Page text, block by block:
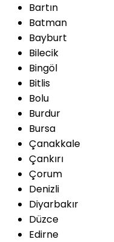
Bartın
Batman
Bayburt
Bilecik
Bingöl
Bitlis
Bolu
Burdur
Bursa
Çanakkale
Çankırı
Çorum
Denizli
Diyarbakır
Düzce
Edirne